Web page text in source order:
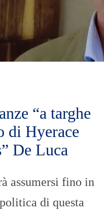
“a targhe
di Hyerace
De Luca
assumersi fino in
di questa